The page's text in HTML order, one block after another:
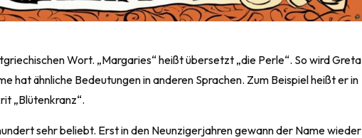
Wort. „Margaries“ heißt übersetzt „die Perle“. So wird Greta
hat ähnliche Bedeutungen in anderen Sprachen. Zum Beispiel heißt er in
„Blütenkranz“.
sehr beliebt. Erst in den Neunzigerjahren gewann der Name wieder